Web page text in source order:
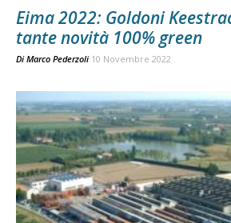
Eima 2022: Goldoni
tante novità 100% green
Di Marco Pederzoli 10 Novembre 2022